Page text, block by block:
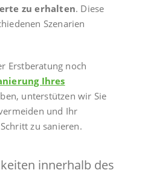
zu erhalten. Diese
Szenarien
Erstberatung noch
Ihres
unterstützen wir Sie
und Ihr
zu sanieren.
innerhalb des